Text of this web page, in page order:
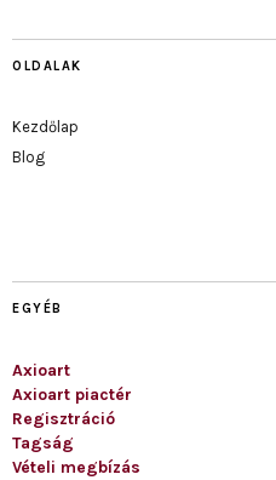
OLDALAK
Kezdőlap
Blog
EGYÉB
Axioart
Axioart piactér
Regisztráció
Tagság
Vételi megbízás